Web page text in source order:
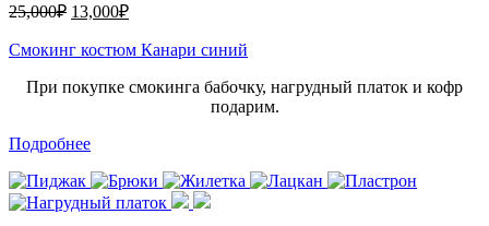
25,000₽ 13,000₽
Смокинг костюм Канари синий
При покупке смокинга бабочку, нагрудный платок и кофр
подарим.
Подробнее